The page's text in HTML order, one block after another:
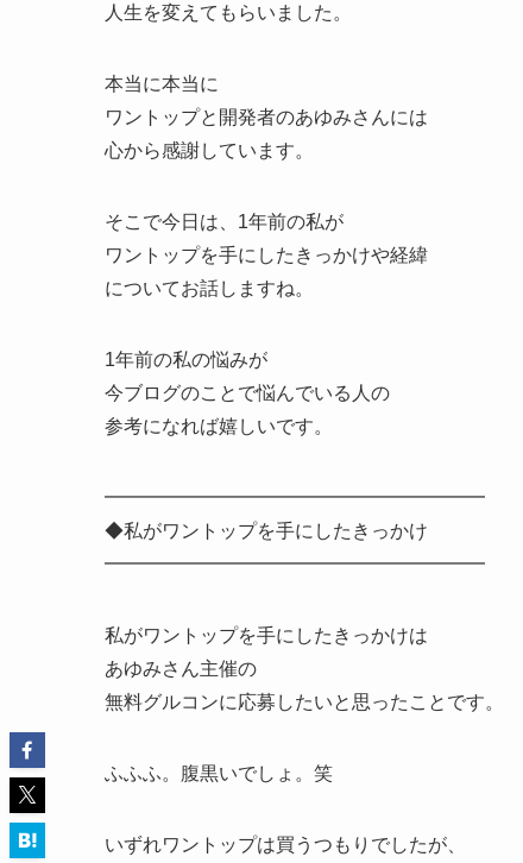
人生を変えてもらいました。
本当に本当に
ワントップと開発者のあゆみさんには
心から感謝しています。
そこで今日は、1年前の私が
ワントップを手にしたきっかけや経緯
についてお話しますね。
1年前の私の悩みが
今ブログのことで悩んでいる人の
参考になれば嬉しいです。
━━━━━━━━━━━━━━━━━━━━
◆私がワントップを手にしたきっかけ
━━━━━━━━━━━━━━━━━━━━
私がワントップを手にしたきっかけは
あゆみさん主催の
無料グルコンに応募したいと思ったことです。
ふふふ。腹黒いでしょ。笑
いずれワントップは買うつもりでしたが、